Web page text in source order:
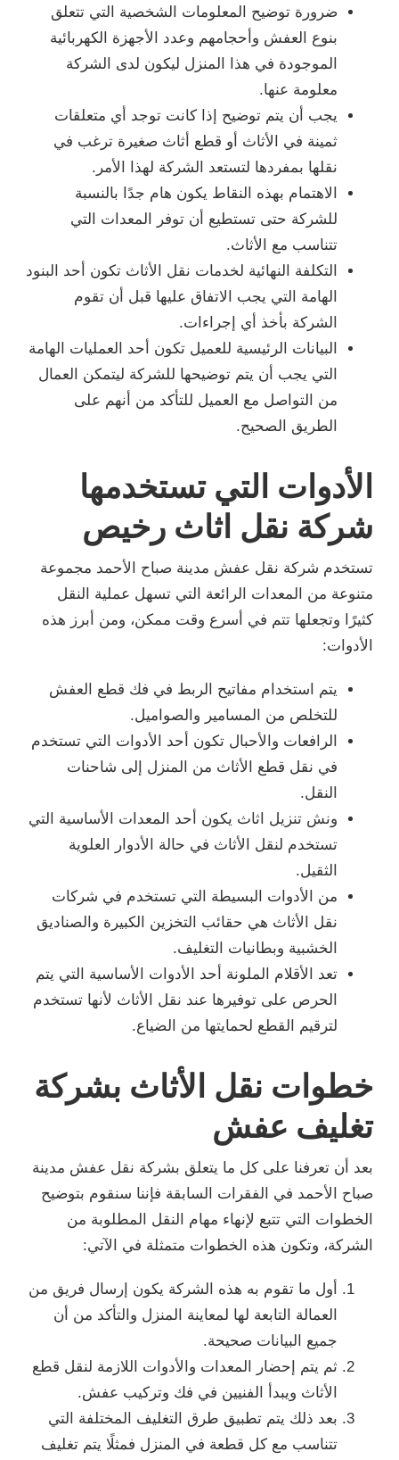
ضرورة توضيح المعلومات الشخصية التي تتعلق
بنوع العفش وأحجامهم وعدد الأجهزة الكهربائية
الموجودة في هذا المنزل ليكون لدى الشركة
معلومة عنها.
يجب أن يتم توضيح إذا كانت توجد أي متعلقات
ثمينة في الأثاث أو قطع أثاث صغيرة ترغب في
نقلها بمفردها لتستعد الشركة لهذا الأمر.
الاهتمام بهذه النقاط يكون هام جدًا بالنسبة
للشركة حتى تستطيع أن توفر المعدات التي
تتناسب مع الأثاث.
التكلفة النهائية لخدمات نقل الأثاث تكون أحد البنود
الهامة التي يجب الاتفاق عليها قبل أن تقوم
الشركة بأخذ أي إجراءات.
البيانات الرئيسية للعميل تكون أحد العمليات الهامة
التي يجب أن يتم توضيحها للشركة ليتمكن العمال
من التواصل مع العميل للتأكد من أنهم على
الطريق الصحيح.
الأدوات التي تستخدمها
شركة نقل اثاث رخيص
تستخدم شركة نقل عفش مدينة صباح الأحمد مجموعة
متنوعة من المعدات الرائعة التي تسهل عملية النقل
كثيرًا وتجعلها تتم في أسرع وقت ممكن، ومن أبرز هذه
الأدوات:
يتم استخدام مفاتيح الربط في فك قطع العفش
للتخلص من المسامير والصواميل.
الرافعات والأحبال تكون أحد الأدوات التي تستخدم
في نقل قطع الأثاث من المنزل إلى شاحنات
النقل.
ونش تنزيل اثاث يكون أحد المعدات الأساسية التي
تستخدم لنقل الأثاث في حالة الأدوار العلوية
الثقيل.
من الأدوات البسيطة التي تستخدم في شركات
نقل الأثاث هي حقائب التخزين الكبيرة والصناديق
الخشبية وبطانيات التغليف.
تعد الأقلام الملونة أحد الأدوات الأساسية التي يتم
الحرص على توفيرها عند نقل الأثاث لأنها تستخدم
لترقيم القطع لحمايتها من الضياع.
خطوات نقل الأثاث بشركة
تغليف عفش
بعد أن تعرفنا على كل ما يتعلق بشركة نقل عفش مدينة
صباح الأحمد في الفقرات السابقة فإننا سنقوم بتوضيح
الخطوات التي تتبع لإنهاء مهام النقل المطلوبة من
الشركة، وتكون هذه الخطوات متمثلة في الآتي:
أول ما تقوم به هذه الشركة يكون إرسال فريق من
العمالة التابعة لها لمعاينة المنزل والتأكد من أن
جميع البيانات صحيحة.
ثم يتم إحضار المعدات والأدوات اللازمة لنقل قطع
الأثاث ويبدأ الفنيين في فك وتركيب عفش.
بعد ذلك يتم تطبيق طرق التغليف المختلفة التي
تتناسب مع كل قطعة في المنزل فمثلًا يتم تغليف